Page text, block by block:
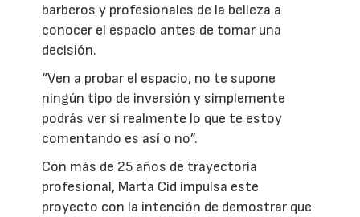
barberos y profesionales de la belleza a
conocer el espacio antes de tomar una
decisión.
“Ven a probar el espacio, no te supone
ningún tipo de inversión y simplemente
podrás ver si realmente lo que te estoy
comentando es así o no”.
Con más de 25 años de trayectoria
profesional, Marta Cid impulsa este
proyecto con la intención de demostrar que